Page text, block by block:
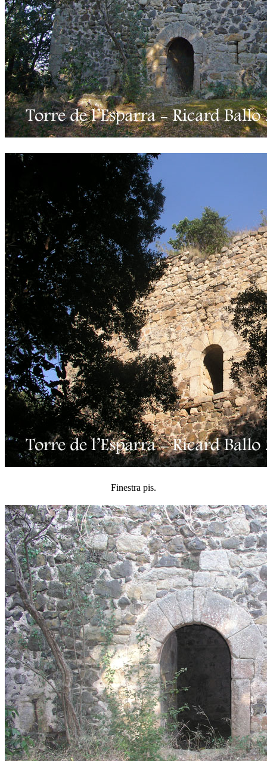
Finestra pis.